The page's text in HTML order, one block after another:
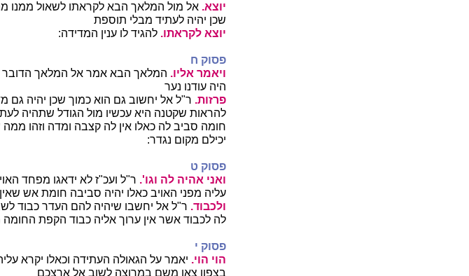
יוצא. אל מול המלאך הבא לקראתו לשאול ממנו
שכן יהיה לעתיד מבלי תוספת
יוצא לקראתו. להגיד לו ענין המדידה:
פסוק ח
ויאמר אליו. המלאך הבא אמר אל המלאך הדובר
היה עודנו נער
פרזות. ר"ל אל יחשוב גם הוא כמוך שכן יהיה גם
להראות שקטנה היא עכשיו מול הגודל שתהיה
חומה סביב לה כאלו אין לה קצבה ומדה וזהו
יכילם מקום נגדר:
פסוק ט
ואני אהיה לה וגו'. ר"ל ועכ"ז לא ידאגו מפחד
עליה מפני האויב כאלו יהיה סביבה חומת אש
ולכבוד. ר"ל אל יחשבו שיהיה להם העדר כבוד
לה לכבוד אשר אין ערוך אליה כבוד הקפת
פסוק י
הוי הוי. יאמר על הגאולה העתידה וכאלו יקרא
בצפון צאו משם במרוצה לשוב אל ארצכם